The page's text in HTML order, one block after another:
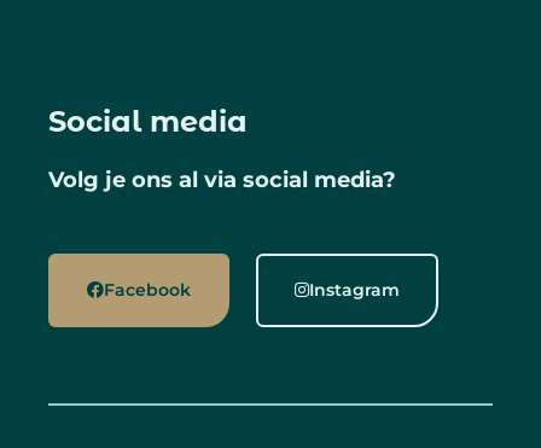
Social media
Volg je ons al via social media?
Facebook Instagram